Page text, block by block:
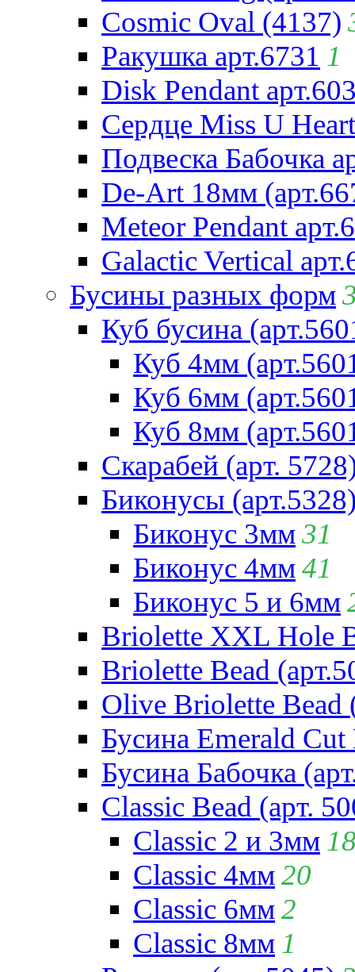
Cosmic Oval (4137)
Ракушка арт.6731 1
Disk Pendant
Сердце Miss U
Подвеска Бабочка
De-Art 18мм
Meteor Pendant
Galactic Vertical
Бусины разных форм
Куб бусина
Куб 4мм
Куб 6мм
Куб 8мм
Скарабей (арт.
Биконусы
Биконус 3мм31
Биконус 4мм41
Биконус 5 и 6мм
Briolette XXL Hole
Briolette Bead
Olive Briolette Bead
Бусина Emerald Cut
Бусина Бабочка
Classic Bead (арт.
Classic 2 и 3мм
Classic 4мм20
Classic 6мм2
Classic 8мм 1